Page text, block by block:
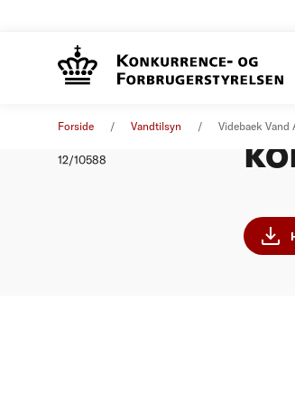
Forside Vandtilsyn Videbaek Vand
12/10588